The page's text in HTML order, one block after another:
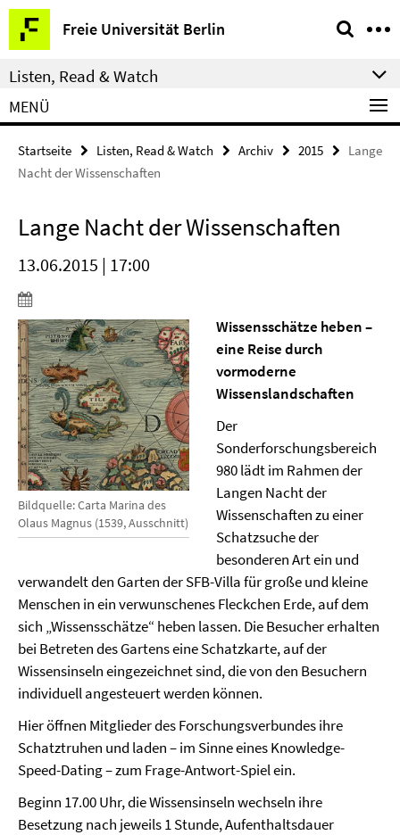
Springe
direkt
zu
Inhalt
Freie Universität Berlin
Service-
Navigation
Listen, Read & Watch
MENÜ
Startseite Listen, Read & Watch Archiv 2015
Lange
Nacht der Wissenschaften
Lange Nacht der Wissenschaften
13.06.2015 | 17:00
Bildquelle: Carta Marina des
Olaus Magnus (1539, Ausschnitt)
Wissensschätze heben –
eine Reise durch
vormoderne
Wissenslandschaften
Der
Sonderforschungsbereich
980 lädt im Rahmen der
Langen Nacht der
Wissenschaften zu einer
Schatzsuche der
besonderen Art ein und
verwandelt den Garten der SFB-Villa für große und kleine
Menschen in ein verwunschenes Fleckchen Erde, auf dem
sich „Wissensschätze“ heben lassen. Die Besucher erhalten
bei Betreten des Gartens eine Schatzkarte, auf der
Wissensinseln eingezeichnet sind, die von den Besuchern
individuell angesteuert werden können.
Hier öffnen Mitglieder des Forschungsverbundes ihre
Schatztruhen und laden – im Sinne eines Knowledge-
Speed-Dating – zum Frage-Antwort-Spiel ein.
Beginn 17.00 Uhr, die Wissensinseln wechseln ihre
Besetzung nach jeweils 1 Stunde, Aufenthaltsdauer